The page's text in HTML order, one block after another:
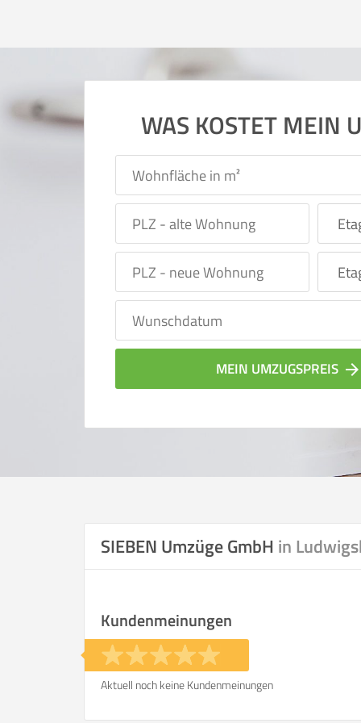
WAS KOSTET MEIN
MEIN UMZUGSPREIS arrow_forward
Vergleichsergebnis
Ihre Angaben: am
SIEBEN Umzüge GmbH in
Kundenmeinungen
Aktuell noch keine Kundenmeinungen